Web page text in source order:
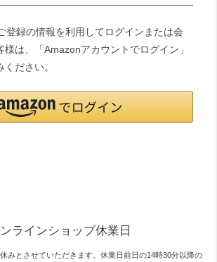
登録の情報を利用してログインまたは会
様は、「Amazonアカウントでログイン」
ださい。
ラインショップ休業日
みとさせていただきます。休業日前日の14時30分以降の